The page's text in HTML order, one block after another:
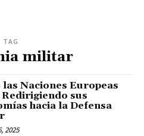
TAG
militar
las Naciones Europeas
Redirigiendo sus
hacia la Defensa
2025